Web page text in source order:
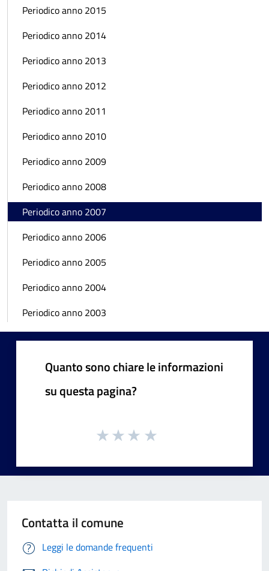
Periodico anno 2015
Periodico anno 2014
Periodico anno 2013
Periodico anno 2012
Periodico anno 2011
Periodico anno 2010
Periodico anno 2009
Periodico anno 2008
Periodico anno 2007
Periodico anno 2006
Periodico anno 2005
Periodico anno 2004
Periodico anno 2003
Quanto sono chiare le informazioni
su questa pagina?
Contatta il comune
Leggi le domande frequenti